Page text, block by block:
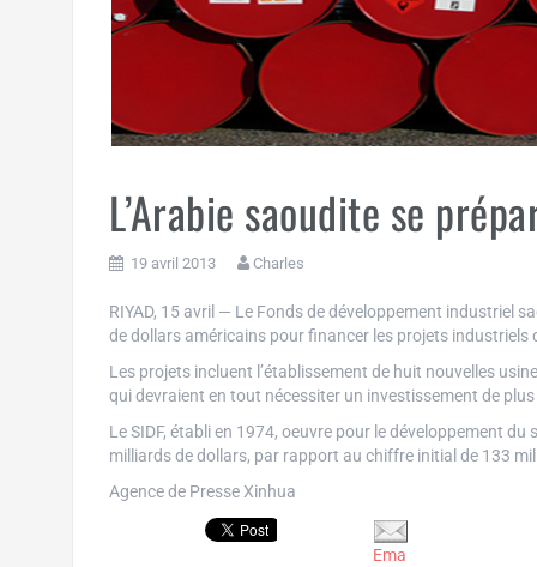
L’Arabie saoudite se
19 avril 2013 Charles
RIYAD, 15 avril — Le Fonds de développement industriel
de dollars américains pour financer les projets industriels
Les projets incluent l’établissement de huit nouvelles
qui devraient en tout nécessiter un investissement de
Le SIDF, établi en 1974, oeuvre pour le développement
milliards de dollars, par rapport au chiffre initial de 133
Agence de Presse Xinhua
Ema